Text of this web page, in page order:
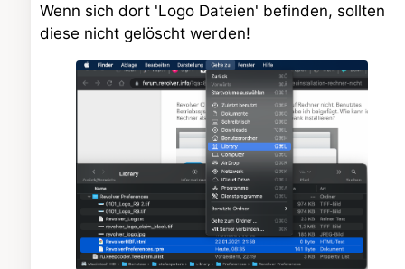
Wenn sich dort 'Logo Dateien' befinden, sollten
diese nicht gelöscht werden!